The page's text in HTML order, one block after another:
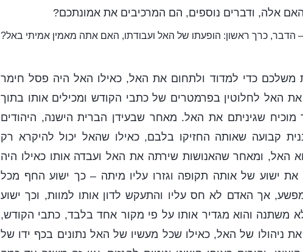
אלה, ודברים נוספים, הם המרכיבים את אמונתכם?
– הדבר, כרך ראשון: הופעתו של האל ועבודתו, האם אתה מאמין אמיתי באל?
משלכם כדי למדוד ולתחום את האל, כאילו האל היה פסל חימר
האל לחלוטין בפרמטרים של כתבי הקודש ומכילים אותו בתוך
שגיניתם את האל. מאחר שבעידן הברית הישנה, היהודים
קבועה שאותה החזיקו בלבם, כאילו שהאל יכול להיקרא רק
האל, ומאחר שהאנושות שירתה את האל ועבדה אותו כאילו היה
ישוע של אותה תקופה וגזרו עליו מיתה – כך ישוע החף מכל
אך האדם לא חס עליו והתעקש לדון אותו למוות, וכך ישוע
משתנה והוא מגדיר אותו על פי מקור אחד בלבד, כתבי הקודש,
ניהולו של האל, כאילו שכל מעשיו של האל נתונים בכף ידו של